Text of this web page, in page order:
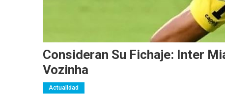
Consideran Su Fichaje: Inter
Vozinha
Actualidad